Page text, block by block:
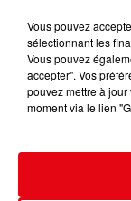
Affaire Jean
Vous pouvez
sélectionnant les
Vous pouvez
accepter". Vos
pouvez mettre à
moment via le lien